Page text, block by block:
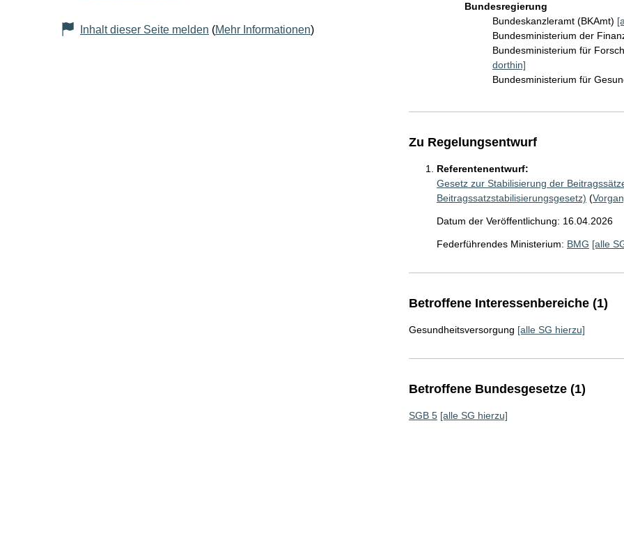
Inhalt dieser Seite melden (Mehr Informationen)
Bundesregierung
Bundeskanzleramt (BKAmt)
Bundesministerium der
Bundesministerium für
dorthin]
Bundesministerium für
Zu Regelungsentwurf
Referentenentwurf:
Gesetz zur Stabilisierung der
Beitragssatzstabilisierungsgesetz) (
Datum der Veröffentlichung: 16.04.2026
Federführendes Ministerium: BMG [alle
Betroffene Interessenbereiche (1)
Gesundheitsversorgung [alle SG hierzu]
Betroffene Bundesgesetze (1)
SGB 5 [alle SG hierzu]